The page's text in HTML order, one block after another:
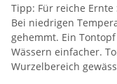
Tipp: Für reiche
Bei niedrigen
gehemmt. Ein
Wässern einfacher.
Wurzelbereich